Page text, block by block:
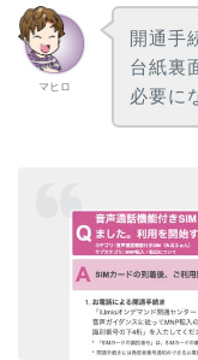
マヒロ
開通手
台紙裏
必要に